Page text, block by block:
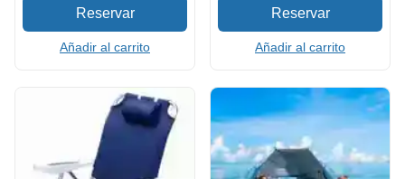
Añadir al carrito Añadir al carrito